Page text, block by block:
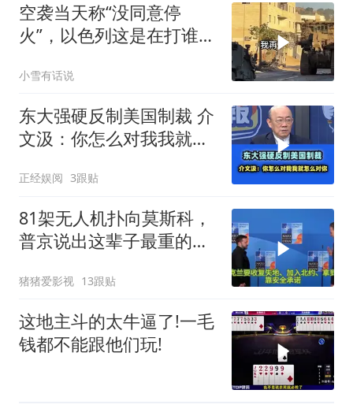
空袭当天称“没同意停
火”，以色列这是在打谁的
小雪有话说
东大强硬反制美国制裁 介
文汲：你怎么对我我就怎
正经娱阅 3跟贴
81架无人机扑向莫斯科，
普京说出这辈子最重的一
猪猪爱影视 13跟贴
这地主斗的太牛逼了!一毛
钱都不能跟他们玩!